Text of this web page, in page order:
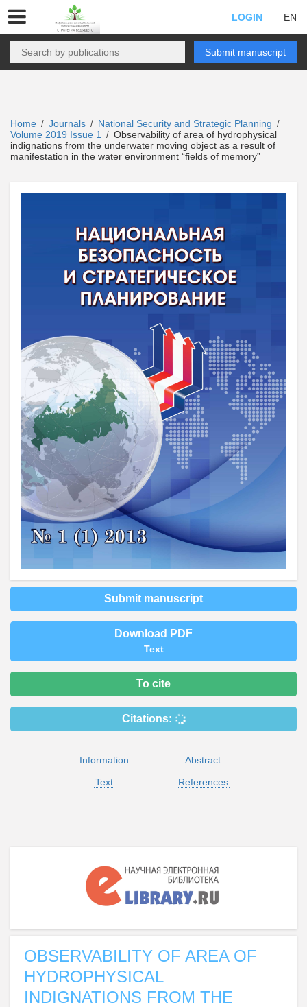
LOGIN EN
Submit manuscript
Home / Journals / National Security and Strategic Planning /
Volume 2019 Issue 1 / Observability of area of hydrophysical
indignations from the underwater moving object as a result of
manifestation in the water environment “fields of memory”
Submit manuscript
Download PDF
Text
To cite
Citations:
Information
Abstract
Text
References
OBSERVABILITY OF AREA OF
HYDROPHYSICAL
INDIGNATIONS FROM THE